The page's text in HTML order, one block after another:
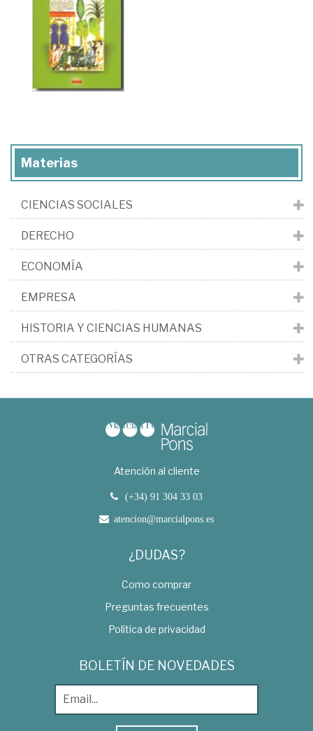
Materias
CIENCIAS SOCIALES
DERECHO
ECONOMÍA
EMPRESA
HISTORIA Y CIENCIAS HUMANAS
OTRAS CATEGORÍAS
Atención al cliente
(+34) 91 304 33 03
atencion@marcialpons.es
¿DUDAS?
Como comprar
Preguntas frecuentes
Política de privacidad
BOLETÍN DE NOVEDADES